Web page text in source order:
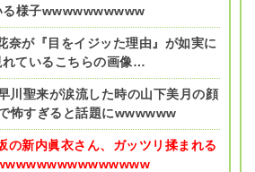
る様子wwwwwwwwww
奈が『目をイジッた理由』が如実に
れているこちらの画像…
川聖来が涙流した時の山下美月の顔
怖すぎると話題にwwwwww
の新内眞衣さん、ガッツリ揉まれる